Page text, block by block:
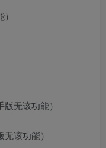
无该功能）
该功能）